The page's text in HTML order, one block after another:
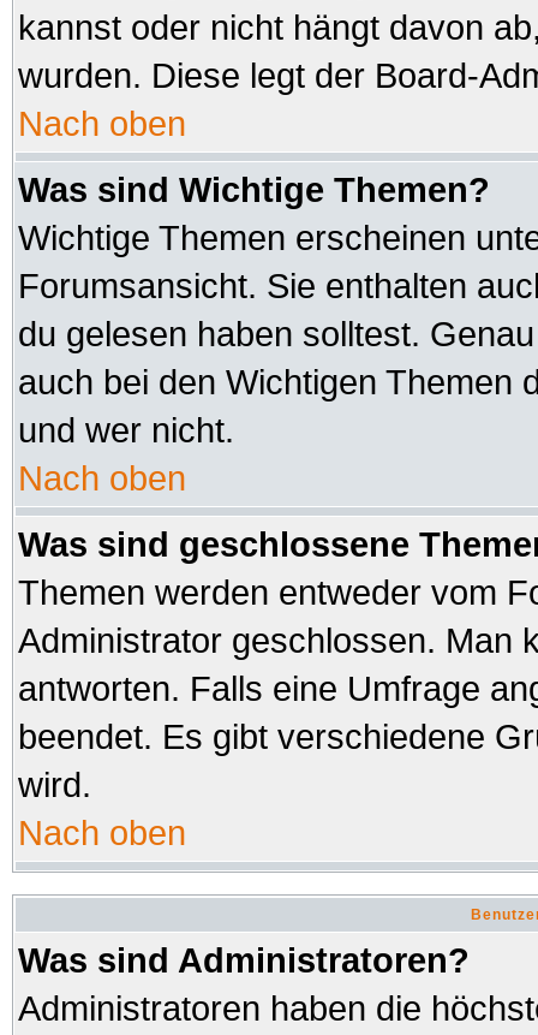
kannst oder nicht hängt davon
wurden. Diese legt der Board-
Nach oben
Was sind Wichtige Themen?
Wichtige Themen erscheinen
Forumsansicht. Sie enthalten
du gelesen haben solltest.
auch bei den Wichtigen Themen
und wer nicht.
Nach oben
Was sind geschlossene
Themen werden entweder vom
Administrator geschlossen. Man
antworten. Falls eine Umfrage
beendet. Es gibt verschiedene
wird.
Nach oben
Was sind Administratoren?
Administratoren haben die